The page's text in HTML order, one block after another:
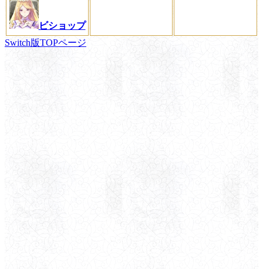
ビショップ
Switch版TOPページ